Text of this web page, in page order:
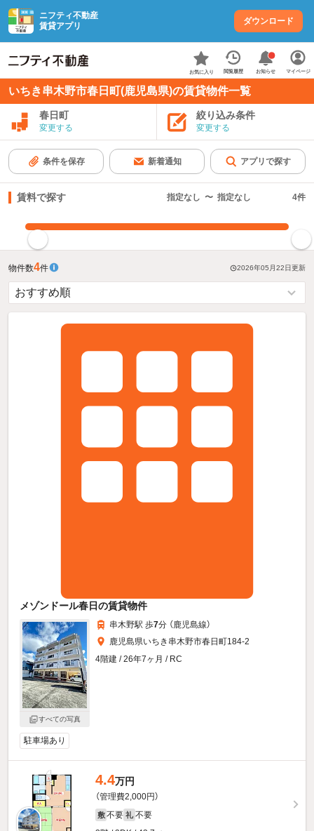
ニフティ不動産
賃貸アプリ
ダウンロード
お気に入り 閲覧履歴 お知らせ マイページ
いちき串木野市春日町(鹿児島県)の賃貸物件一覧
春日町
変更する
絞り込み条件
変更する
条件を保存 新着通知 アプリで探す
賃料で探す 指定なし 〜 指定なし 4件
物件数4件 2026年05月22日更新
メゾンドール春日の賃貸物件
すべての写真
串木野駅 歩7分 （鹿児島線）
鹿児島県いちき串木野市春日町184-2
4階建 / 26年7ヶ月 / RC
駐車場あり
4.4万円
（管理費2,000円）
敷 不要 礼 不要